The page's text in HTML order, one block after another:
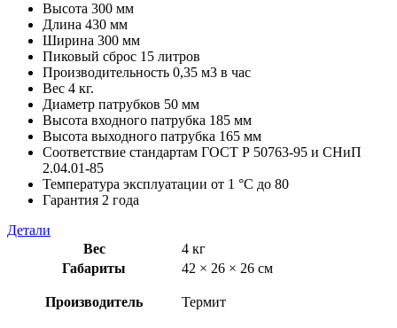
Высота 300 мм
Длина 430 мм
Ширина 300 мм
Пиковый сброс 15 литров
Производительность 0,35 м3 в час
Вес 4 кг.
Диаметр патрубков 50 мм
Высота входного патрубка 185 мм
Высота выходного патрубка 165 мм
Соответствие стандартам ГОСТ Р 50763-95 и СНиП
2.04.01-85
Температура эксплуатации от 1 °С до 80
Гарантия 2 года
Детали
Вес
4 кг
Габариты
42 × 26 × 26 см
Производитель Термит